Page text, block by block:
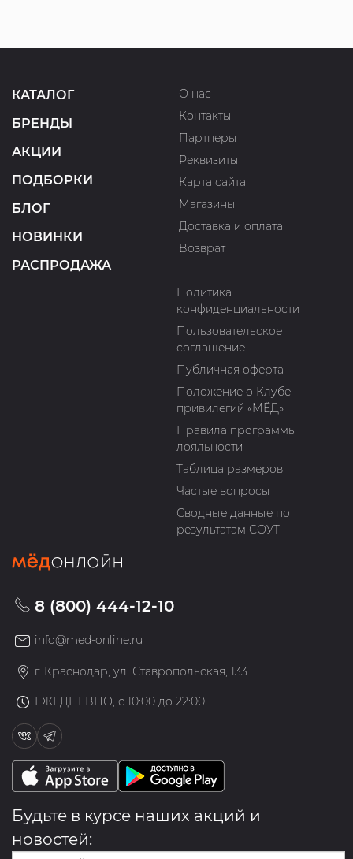
КАТАЛОГ
БРЕНДЫ
АКЦИИ
ПОДБОРКИ
БЛОГ
НОВИНКИ
РАСПРОДАЖА
О нас
Контакты
Партнеры
Реквизиты
Карта сайта
Магазины
Доставка и оплата
Возврат
Политика
конфиденциальности
Пользовательское
соглашение
Публичная оферта
Положение о Клубе
привилегий «МЁД»
Правила программы
лояльности
Таблица размеров
Частые вопросы
Сводные данные по
результатам СОУТ
8 (800) 444-12-10
info@med-online.ru
г. Краснодар, ул. Ставропольская, 133
ЕЖЕДНЕВНО, с 10:00 до 22:00
Будьте в курсе наших акций и
новостей: